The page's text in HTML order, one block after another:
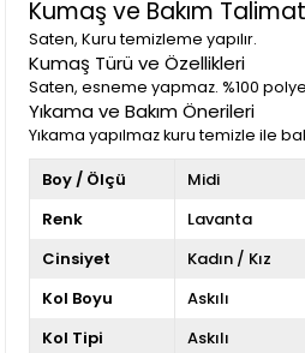
Kumaş ve Bakım
Saten, Kuru temizleme yapılır.
Kumaş Türü ve Özellikleri
Saten, esneme yapmaz. %100
Yıkama ve Bakım Önerileri
Yıkama yapılmaz kuru temizle ile
Boy / Ölçü
Midi
Renk
Lavanta
Cinsiyet
Kadın / Kız
Kol Boyu
Askılı
Kol Tipi
Askılı